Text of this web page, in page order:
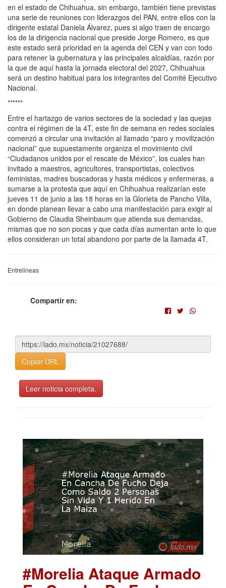
en el estado de Chihuahua, sin embargo, también tiene previstas
una serie de reuniones con liderazgos del PAN, entre ellos con la
dirigente estatal Daniela Álvarez, pues si algo traen de encargo
los de la dirigencia nacional que preside Jorge Romero, es que
este estado será prioridad en la agenda del CEN y van con todo
para retener la gubernatura y las principales alcaldías, razón por
la que de aquí hasta la jornada electoral del 2027, Chihuahua
será un destino habitual para los integrantes del Comité Ejecutivo
Nacional.
******
Entre el hartazgo de varios sectores de la sociedad y las quejas
contra el régimen de la 4T, este fin de semana en redes sociales
comenzó a circular una invitación al llamado “paro y movilización
nacional” que supuestamente organiza el movimiento civil
“Ciudadanos unidos por el rescate de México”, los cuales han
invitado a maestros, agricultores, transportistas, colectivos
feministas, madres buscadoras y hasta médicos y enfermeras, a
sumarse a la protesta que aquí en Chihuahua realizarían este
jueves 11 de junio a las 18 horas en la Glorieta de Pancho Villa,
en donde planean llevar a cabo una manifestación para exigir al
Gobierno de Claudia Sheinbaum que atienda sus demandas,
mismas que no son pocas y que cada días aumentan ante lo que
ellos consideran un total abandono por parte de la llamada 4T.
Entrelineas
Compartir en:
Copiar URL
Leer noticia completa.
#Morelia Ataque Armado